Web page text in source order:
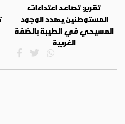
تقرير: تصاعد اعتداءات
المستوطنين يهدد الوجود
المسيحي في الطيبة بالضفة
الغربية